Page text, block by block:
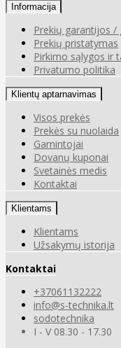
Informacija
Prekių garantijos /
Prekių pristatymas
Pirkimo sąlygos ir
Privatumo politika
Klientų aptarnavimas
Visos prekės
Prekės su nuolaida
Gamintojai
Dovanų kuponai
Svetainės medis
Kontaktai
Klientams
Klientams
Užsakymų istorija
Kontaktai
+37061132222
info@s-technika.lt
sodotechnika
I - V 08.30 - 17.30